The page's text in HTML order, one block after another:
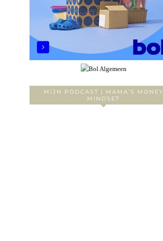
MIJN PODCAST | MAMA’S MONEY
MINDSET